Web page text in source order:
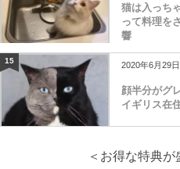
猫は入っち
って料理を
響
15 2020年6月29日
顔半分がグ
イギリス在
＜お得な特典が